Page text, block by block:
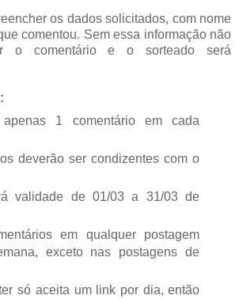
os dados solicitados, com nome
comentou. Sem essa informação não
o comentário e o sorteado será
1 comentário em cada
deverão ser condizentes com o
validade de 01/03 a 31/03 de
em qualquer postagem
exceto nas postagens de
só aceita um link por dia, então